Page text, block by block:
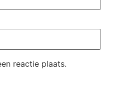
reactie plaats.